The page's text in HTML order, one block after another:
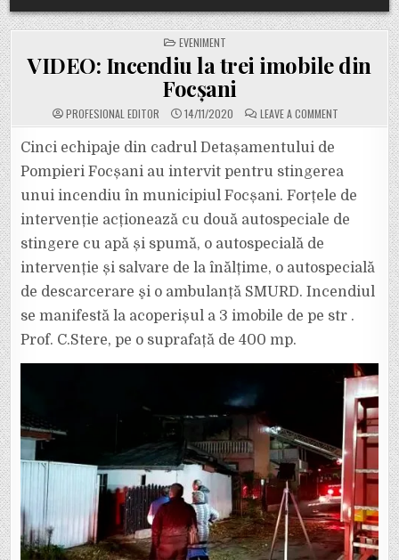
POSTED
IN
EVENIMENT
VIDEO: Incendiu la trei imobile din
Focșani
PROFESIONAL EDITOR 14/11/2020 LEAVE A COMMENTON
VIDEO:
IMOBILE
DIN
FOCȘANI
Cinci echipaje din cadrul Detașamentului de
Pompieri Focșani au intervit pentru stingerea
unui incendiu în municipiul Focșani. Forțele de
intervenție acționează cu două autospeciale de
stingere cu apă și spumă, o autospecială de
intervenție și salvare de la înălțime, o autospecială
de descarcerare şi o ambulanță SMURD. Incendiul
se manifestă la acoperișul a 3 imobile de pe str .
Prof. C.Stere, pe o suprafață de 400 mp.